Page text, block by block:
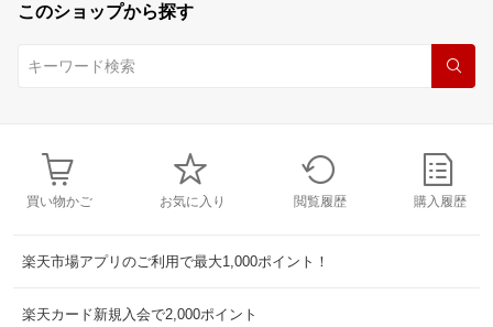
このショップから探す
買い物かご お気に入り 閲覧履歴 購入履歴
楽天市場アプリのご利用で最大1,000ポイント！
楽天カード新規入会で2,000ポイント